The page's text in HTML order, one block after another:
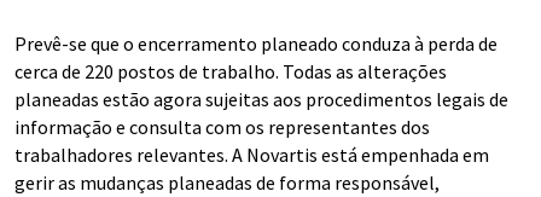
Prevê-se que o encerramento planeado conduza à perda de
cerca de 220 postos de trabalho. Todas as alterações
planeadas estão agora sujeitas aos procedimentos legais de
informação e consulta com os representantes dos
trabalhadores relevantes. A Novartis está empenhada em
gerir as mudanças planeadas de forma responsável,